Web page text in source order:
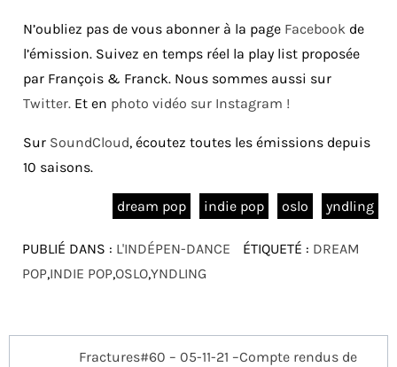
N’oubliez pas de vous abonner à la page Facebook de
l’émission. Suivez en temps réel la play list proposée
par François & Franck. Nous sommes aussi sur
Twitter. Et en photo vidéo sur Instagram !
Sur SoundCloud, écoutez toutes les émissions depuis
10 saisons.
dream pop indie pop oslo yndling
PUBLIÉ DANS : L'INDÉPEN-DANCE ÉTIQUETÉ : DREAM
POP,INDIE POP,OSLO,YNDLING
NavigationFractures#60 – 05-11-21 –Compte rendus de